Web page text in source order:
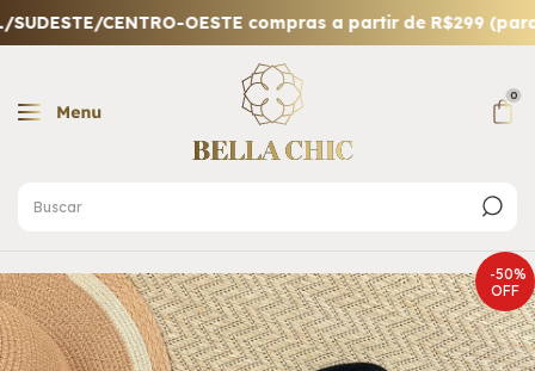
CENTRO-OESTE compras a partir de R$299
0
-50%
OFF